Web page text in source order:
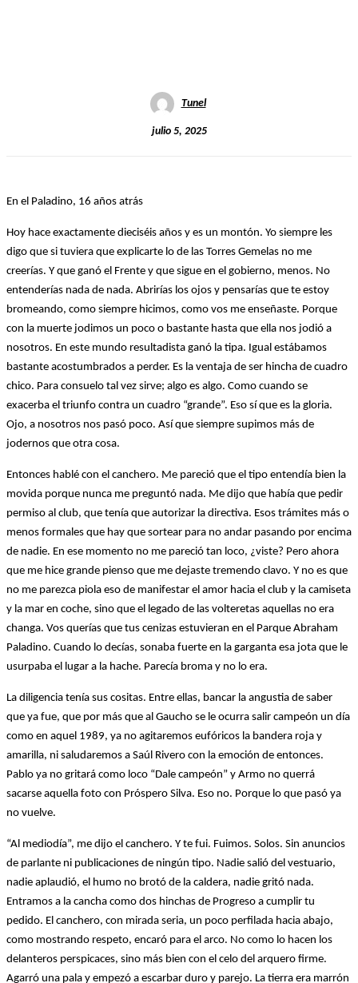
Tunel
julio 5, 2025
En el Paladino, 16 años atrás
Hoy hace exactamente dieciséis años y es un montón. Yo siempre les
digo que si tuviera que explicarte lo de las Torres Gemelas no me
creerías. Y que ganó el Frente y que sigue en el gobierno, menos. No
entenderías nada de nada. Abrirías los ojos y pensarías que te estoy
bromeando, como siempre hicimos, como vos me enseñaste. Porque
con la muerte jodimos un poco o bastante hasta que ella nos jodió a
nosotros. En este mundo resultadista ganó la tipa. Igual estábamos
bastante acostumbrados a perder. Es la ventaja de ser hincha de cuadro
chico. Para consuelo tal vez sirve; algo es algo. Como cuando se
exacerba el triunfo contra un cuadro “grande”. Eso sí que es la gloria.
Ojo, a nosotros nos pasó poco. Así que siempre supimos más de
jodernos que otra cosa.
Entonces hablé con el canchero. Me pareció que el tipo entendía bien la
movida porque nunca me preguntó nada. Me dijo que había que pedir
permiso al club, que tenía que autorizar la directiva. Esos trámites más o
menos formales que hay que sortear para no andar pasando por encima
de nadie. En ese momento no me pareció tan loco, ¿viste? Pero ahora
que me hice grande pienso que me dejaste tremendo clavo. Y no es que
no me parezca piola eso de manifestar el amor hacia el club y la camiseta
y la mar en coche, sino que el legado de las volteretas aquellas no era
changa. Vos querías que tus cenizas estuvieran en el Parque Abraham
Paladino. Cuando lo decías, sonaba fuerte en la garganta esa jota que le
usurpaba el lugar a la hache. Parecía broma y no lo era.
La diligencia tenía sus cositas. Entre ellas, bancar la angustia de saber
que ya fue, que por más que al Gaucho se le ocurra salir campeón un día
como en aquel 1989, ya no agitaremos eufóricos la bandera roja y
amarilla, ni saludaremos a Saúl Rivero con la emoción de entonces.
Pablo ya no gritará como loco “Dale campeón” y Armo no querrá
sacarse aquella foto con Próspero Silva. Eso no. Porque lo que pasó ya
no vuelve.
“Al mediodía”, me dijo el canchero. Y te fui. Fuimos. Solos. Sin anuncios
de parlante ni publicaciones de ningún tipo. Nadie salió del vestuario,
nadie aplaudió, el humo no brotó de la caldera, nadie gritó nada.
Entramos a la cancha como dos hinchas de Progreso a cumplir tu
pedido. El canchero, con mirada seria, un poco perfilada hacia abajo,
como mostrando respeto, encaró para el arco. No como lo hacen los
delanteros perspicaces, sino más bien con el celo del arquero firme.
Agarró una pala y empezó a escarbar duro y parejo. La tierra era marrón